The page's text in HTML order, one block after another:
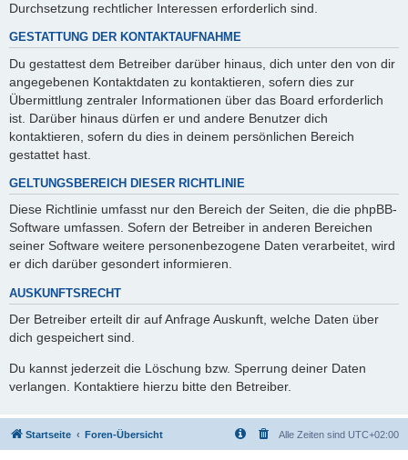
Durchsetzung rechtlicher Interessen erforderlich sind.
GESTATTUNG DER KONTAKTAUFNAHME
Du gestattest dem Betreiber darüber hinaus, dich unter den von dir
angegebenen Kontaktdaten zu kontaktieren, sofern dies zur
Übermittlung zentraler Informationen über das Board erforderlich
ist. Darüber hinaus dürfen er und andere Benutzer dich
kontaktieren, sofern du dies in deinem persönlichen Bereich
gestattet hast.
GELTUNGSBEREICH DIESER RICHTLINIE
Diese Richtlinie umfasst nur den Bereich der Seiten, die die phpBB-
Software umfassen. Sofern der Betreiber in anderen Bereichen
seiner Software weitere personenbezogene Daten verarbeitet, wird
er dich darüber gesondert informieren.
AUSKUNFTSRECHT
Der Betreiber erteilt dir auf Anfrage Auskunft, welche Daten über
dich gespeichert sind.
Du kannst jederzeit die Löschung bzw. Sperrung deiner Daten
verlangen. Kontaktiere hierzu bitte den Betreiber.
Startseite Foren-Übersicht Alle Zeiten sind UTC+02:00